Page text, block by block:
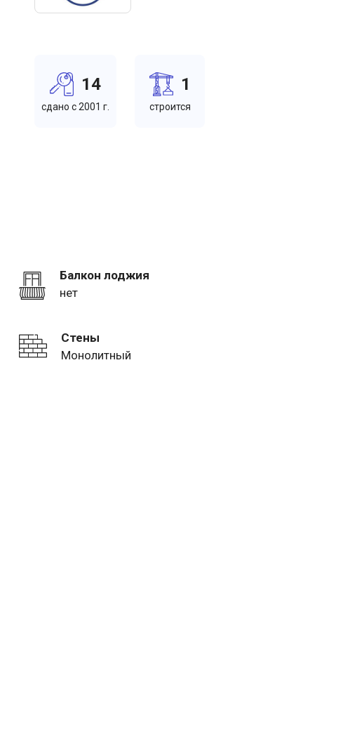
14
cдано c 2001 г.
1
cтроится
Балкон лоджия
нет
Стены
Монолитный